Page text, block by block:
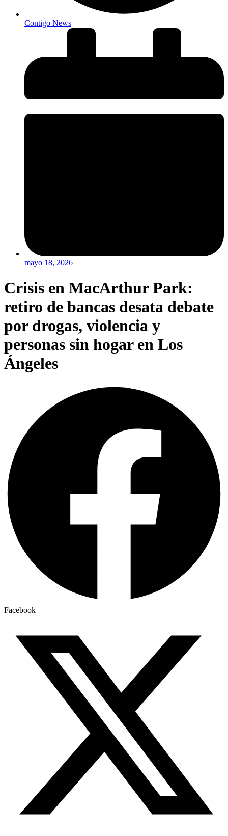
Contigo News
mayo 18, 2026
Crisis en MacArthur Park:
retiro de bancas desata debate
por drogas, violencia y
personas sin hogar en Los
Ángeles
Facebook